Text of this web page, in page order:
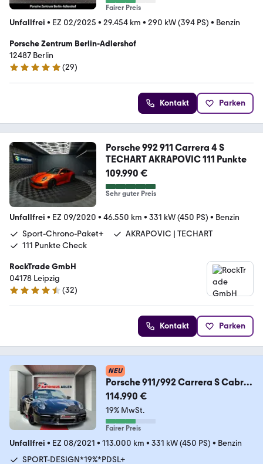
Fairer Preis
Unfallfrei • EZ 02/2025 • 29.454 km • 290 kW (394 PS) • Benzin
Porsche Zentrum Berlin-Adlershof
12487 Berlin
5 Sterne
(29)
Kontakt Parken
Porsche 992 911 Carrera 4 S
TECHART AKRAPOVIC 111 Punkte
109.990 €
Sehr guter Preis
Unfallfrei • EZ 09/2020 • 46.550 km • 331 kW (450 PS) • Benzin
Sport-Chrono-Paket+
AKRAPOVIC | TECHART
111 Punkte Check
RockTrade GmbH
04178 Leipzig
4.7 Sterne
(32)
Kontakt Parken
NEU
Porsche 911/992 Carrera S Cabrio
SP.DESIGN*CHRONO*MATRIX
114.990 €
19% MwSt.
Fairer Preis
Unfallfrei • EZ 08/2021 • 113.000 km • 331 kW (450 PS) • Benzin
SPORT-DESIGN*19%*PDSL+